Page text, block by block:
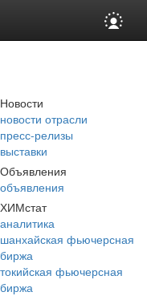
Новости
новости отрасли
пресс-релизы
выставки
Объявления
объявления
ХИМстат
аналитика
шанхайская фьючерсная
биржа
токийская фьючерсная
биржа